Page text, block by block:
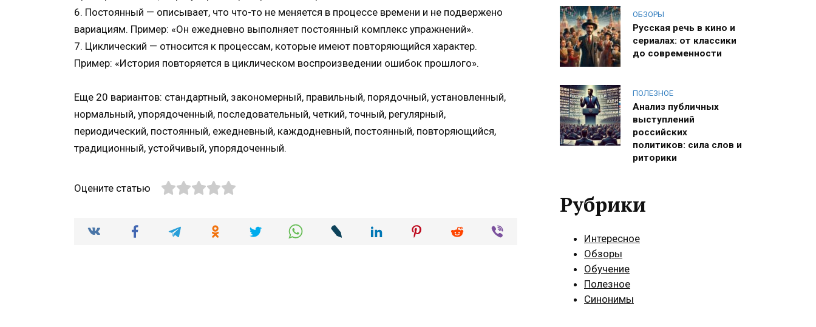
6. Постоянный — описывает, что что-то не меняется в процессе времени и не подвержено
вариациям. Пример: «Он ежедневно выполняет постоянный комплекс упражнений».
7. Циклический — относится к процессам, которые имеют повторяющийся характер.
Пример: «История повторяется в циклическом воспроизведении ошибок прошлого».
Еще 20 вариантов: стандартный, закономерный, правильный, порядочный, установленный,
нормальный, упорядоченный, последовательный, четкий, точный, регулярный,
периодический, постоянный, ежедневный, каждодневный, постоянный, повторяющийся,
традиционный, устойчивый, упорядоченный.
Оцените статью
ОБЗОРЫ
Русская речь в кино и
сериалах: от классики
до современности
ПОЛЕЗНОЕ
Анализ публичных
выступлений
российских
политиков: сила слов и
риторики
Рубрики
Интересное
Обзоры
Обучение
Полезное
Синонимы